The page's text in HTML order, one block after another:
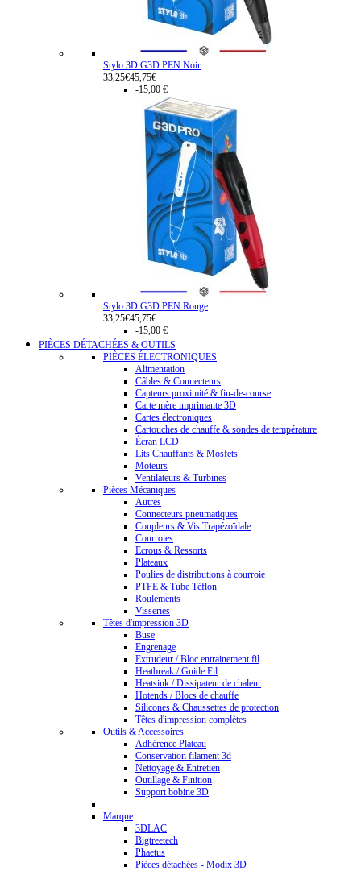
Stylo 3D G3D PEN Noir
33,25€45,75€
-15,00 €
Stylo 3D G3D PEN Rouge
33,25€45,75€
-15,00 €
PIÈCES DÉTACHÉES & OUTILS
PIÈCES ÉLECTRONIQUES
Alimentation
Câbles & Connecteurs
Capteurs proximité & fin-de-course
Carte mère imprimante 3D
Cartes électroniques
Cartouches de chauffe & sondes de température
Écran LCD
Lits Chauffants & Mosfets
Moteurs
Ventilateurs & Turbines
Pièces Mécaniques
Autres
Connecteurs pneumatiques
Coupleurs & Vis Trapézoïdale
Courroies
Ecrous & Ressorts
Plateaux
Poulies de distributions à courroie
PTFE & Tube Téflon
Roulements
Visseries
Têtes d'impression 3D
Buse
Engrenage
Extrudeur / Bloc entrainement fil
Heatbreak / Guide Fil
Heatsink / Dissipateur de chaleur
Hotends / Blocs de chauffe
Silicones & Chaussettes de protection
Têtes d'impression complètes
Outils & Accessoires
Adhérence Plateau
Conservation filament 3d
Nettoyage & Entretien
Outillage & Finition
Support bobine 3D
Marque
3DLAC
Bigtreetech
Phaetus
Pièces détachées - Modix 3D